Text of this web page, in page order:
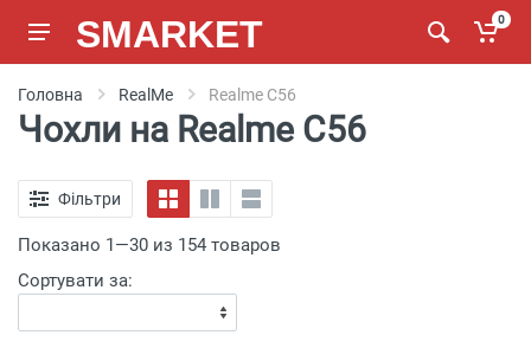
SMARKET 0
Головна RealMe Realme C56
Чохли на Realme C56
Фільтри
Показано 1—30 из 154 товаров
Сортувати за: